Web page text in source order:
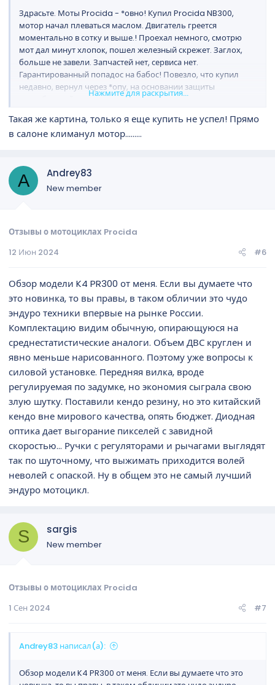
Здрасьте. Моты Procida - *овно! Купил Procida NB300,
мотор начал плеваться маслом. Двигатель греется
моментально в сотку и выше.! Проехал немного, смотрю
мот дал минут хлопок, пошел железный скрежет. Заглох,
больше не завели. Запчастей нет, сервиса нет.
Гарантированный попадос на бабос! Повезло, что купил
недавно, вернул через *опу, на основании защиты
Нажмите для раскрытия...
Такая же картина, только я еще купить не успел! Прямо
в салоне климанул мотор.........
A Andrey83
New member
Отзывы о мотоциклах Procida
12 Июн 2024
#6
Обзор модели K4 PR300 от меня. Если вы думаете что
это новинка, то вы правы, в таком обличии это чудо
эндуро техники впервые на рынке России.
Комплектацию видим обычную, опирающуюся на
среднестатистические аналоги. Объем ДВС круглен и
явно меньше нарисованного. Поэтому уже вопросы к
силовой установке. Передняя вилка, вроде
регулируемая по задумке, но экономия сыграла свою
злую шутку. Поставили кендо резину, но это китайский
кендо вне мирового качества, опять бюджет. Диодная
оптика дает выгорание пикселей с завидной
скоростью... Ручки с регуляторами и рычагами выглядят
так по шуточному, что выжимать приходится волей
неволей с опаской. Ну в общем это не самый лучший
эндуро мотоцикл.
S sargis
New member
Отзывы о мотоциклах Procida
1 Сен 2024
#7
Andrey83 написал(а):
Обзор модели K4 PR300 от меня. Если вы думаете что это